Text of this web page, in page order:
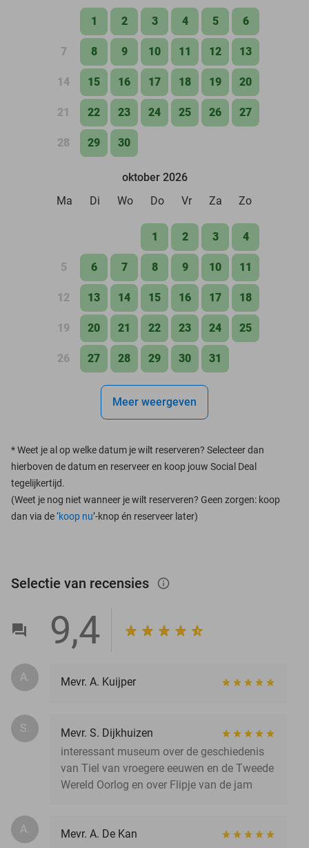
1 2 3 4 5 6
7 8 9 10 11 12 13
14 15 16 17 18 19 20
21 22 23 24 25 26 27
28 29 30
oktober 2026
Ma
Di Wo Do Vr Za Zo
1 2 3 4
5 6 7 8 9 10 11
12 13 14 15 16 17 18
19 20 21 22 23 24 25
26 27 28 29 30 31
Meer weergeven
*Weet je al op welke datum je wilt reserveren? Selecteer dan
hierboven de datum en reserveer en koop jouw Social Deal
tegelijkertijd.
(Weet je nog niet wanneer je wilt reserveren? Geen zorgen: koop
dan via de ‘koop nu’-knop én reserveer later)
Selectie van recensies info_outlined
9,4
A. Mevr. A. Kuijper
S.
Mevr. S. Dijkhuizen
interessant museum over de geschiedenis
van Tiel van vroegere eeuwen en de Tweede
Wereld Oorlog en over Flipje van de jam
A.
Mevr. A. De Kan